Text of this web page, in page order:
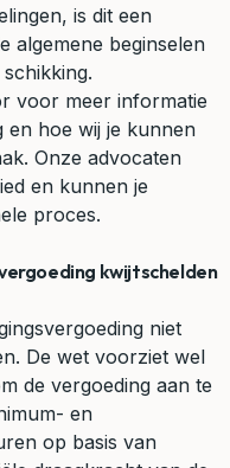
is dit een
algemene beginselen
voor meer informatie
en hoe wij je kunnen
Onze advocaten
en kunnen je
proces.
kwijtschelden
niet
De wet voorziet wel
de vergoeding aan te
en
op basis van